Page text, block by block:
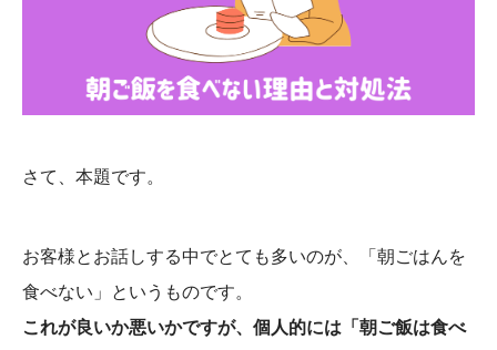
さて、本題です。
お客様とお話しする中でとても多いのが、「朝ごはんを
食べない」というものです。
これが良いか悪いかですが、個人的には「朝ご飯は食べ